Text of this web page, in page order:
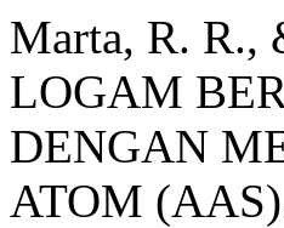
Marta, R. R.,
LOGAM
DENGAN
ATOM